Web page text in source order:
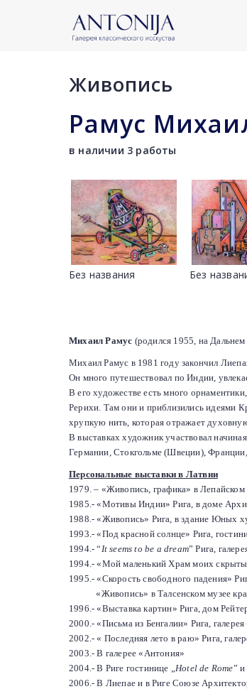
Живопись
Рамус
в наличии 3 работы
Без названия Без
Михаил Рамуc (родился 1955, на
Михаил Рамуc в 1981 году закончил
Он много путешествовал по Индии,
В его художестве есть много
Рерихи. Там они и приблизились идеями
хрупкую нить, которая отражает
В выставках художник участвовал
Германии, Стокгольме (Швеции),
Персональные выставки в Латвии
1979. – «Живопись, графика» в
1985.- «Мотивы Индии» Рига, в доме
1988.- «Живопись» Рига, в здание Юных
1993.- «Под красной солнце» Рига,
1994.- “It seems to be a dream” Рига,
1994.- «Мой маленький Храм моих
1995.- «Скорость свободного падения»
«Живопись» в Талсенском музее
1996.- «Выставка картин» Рига, дом
2000.- «Письма из Бенгалии» Рига,
2002.- « Последняя лето в раю» Рига,
2003.- В галерее «Антония»
2004.- В Риге гостинице „Hotel de Rome” и
2006.- В Лиепае и в Риге Союзе